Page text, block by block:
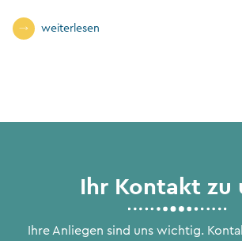
weiterlesen
Ihr Kontakt zu
Ihre Anliegen sind uns wichtig.